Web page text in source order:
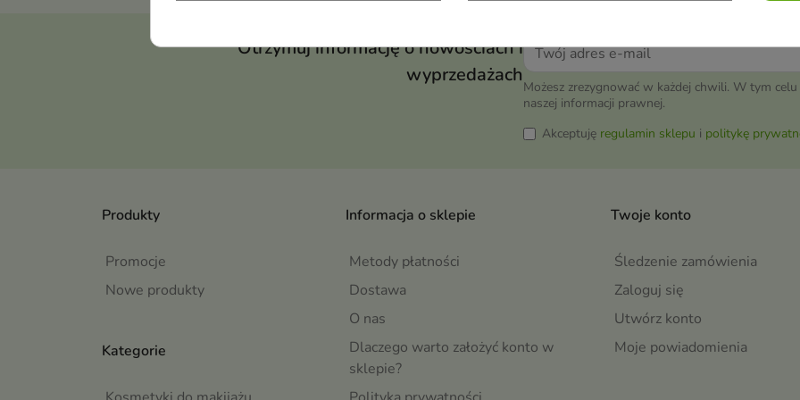
Otrzymuj informację o nowościach i
wyprzedażach
Możesz zrezygnować w każdej chwili. W tym celu
naszej informacji prawnej.
Akceptuję regulamin sklepu i politykę
Produkty
Promocje
Nowe produkty
Informacja o sklepie
Metody płatności
Dostawa
O nas
Dlaczego warto założyć konto w
sklepie?
Kategorie
Twoje konto
Śledzenie zamówienia
Zaloguj się
Utwórz konto
Moje powiadomienia